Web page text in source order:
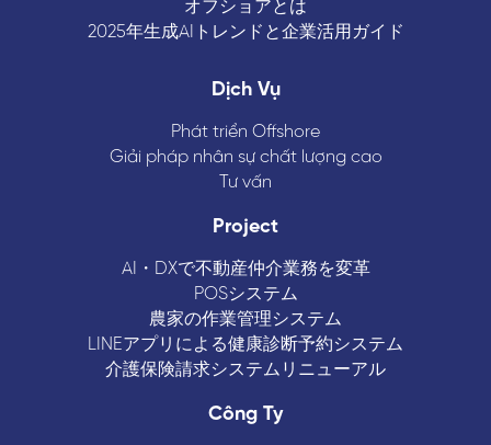
オフショアとは
2025年生成AIトレンドと企業活用ガイド
Dịch Vụ
Phát triển Offshore
Giải pháp nhân sự chất lượng cao
Tư vấn
Project
AI・DXで不動産仲介業務を変革
POSシステム
農家の作業管理システム
LINEアプリによる健康診断予約システム
介護保険請求システムリニューアル
Công Ty